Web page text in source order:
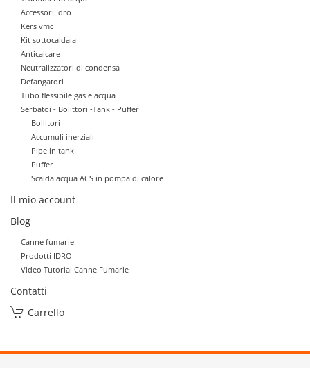
Accessori Idro
Kers vmc
Kit sottocaldaia
Anticalcare
Neutralizzatori di condensa
Defangatori
Tubo flessibile gas e acqua
Serbatoi - Bolittori -Tank - Puffer
Bollitori
Accumuli inerziali
Pipe in tank
Puffer
Scalda acqua ACS in pompa di calore
Il mio account
Blog
Canne fumarie
Prodotti IDRO
Video Tutorial Canne Fumarie
Contatti
Carrello